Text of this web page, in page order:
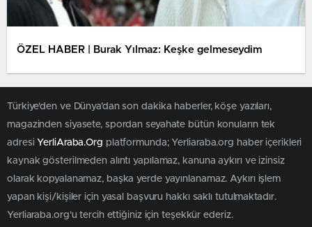
ÖZEL HABER | Burak Yılmaz: Keşke gelmeseydim
Türkiye'den ve Dünya’dan son dakika haberler, köşe yazıları,
magazinden siyasete, spordan seyahate bütün konuların tek
adresi YerliAraba.Org platformunda; Yerliaraba.org haber içerikleri
kaynak gösterilmeden alıntı yapılamaz, kanuna aykırı ve izinsiz
olarak kopyalanamaz, başka yerde yayınlanamaz. Aykırı işlem
yapan kişi/kişiler için yasal başvuru hakkı saklı tutulmaktadır.
Yerliaraba.org'u tercih ettiğiniz için teşekkür ederiz.